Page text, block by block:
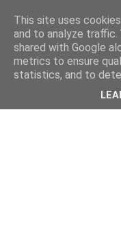
This site uses
and to analyze traffic.
shared with Google
metrics to ensure
statistics, and to